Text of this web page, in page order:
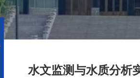
水文监测与水质分析